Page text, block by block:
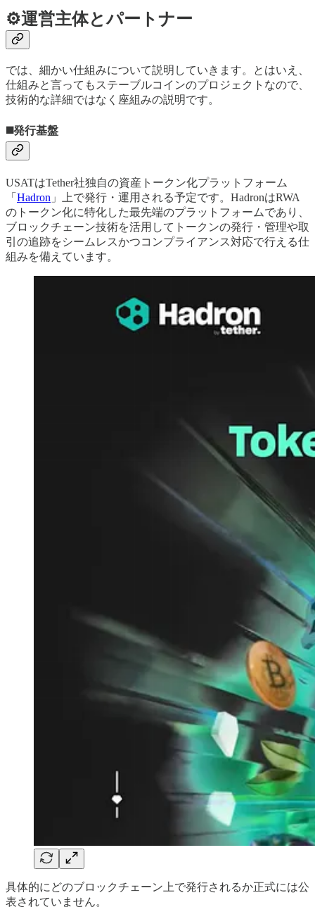
⚙️運営主体とパートナー
では、細かい仕組みについて説明していきます。とはいえ、
仕組みと言ってもステーブルコインのプロジェクトなので、
技術的な詳細ではなく座組みの説明です。
◼️発行基盤
USATはTether社独自の資産トークン化プラットフォーム
「 Hadron 」上で発行・運用される予定です。HadronはRWA
のトークン化に特化した最先端のプラットフォームであり、
ブロックチェーン技術を活用してトークンの発行・管理や取
引の追跡をシームレスかつコンプライアンス対応で行える仕
組みを備えています。
具体的にどのブロックチェーン上で発行されるか正式には公
表されていません。